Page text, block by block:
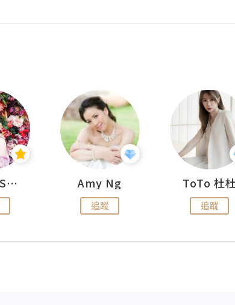
BeautySearch Amy Ng
追蹤
ToTo 杜
追蹤